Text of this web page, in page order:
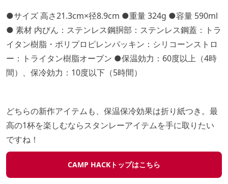
●サイズ 高さ21.3cm×径8.9cm ●重量 324g ●容量 590ml
● 素材 内びん：ステンレス鋼胴部：ステンレス鋼蓋：トラ
イタン樹脂・ポリプロピレンパッキン：シリコーンストロ
ー：トライタン樹脂オーブン ●保温効力：60度以上（4時
間）、保冷効力：10度以下（5時間）
どちらの新作アイテムも、保温保冷効果は折り紙つき。最
高の1杯を楽しむならスタンレーアイテムを手に取りたい
ですね！
CAMP HACKトップはこちら